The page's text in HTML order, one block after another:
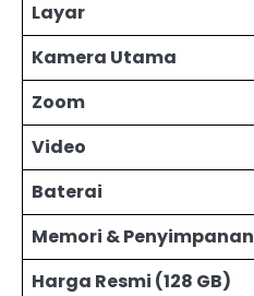
Layar
Kamera Utama
Zoom
Video
Baterai
Memori & Penyimpanan
Harga Resmi (128 GB)